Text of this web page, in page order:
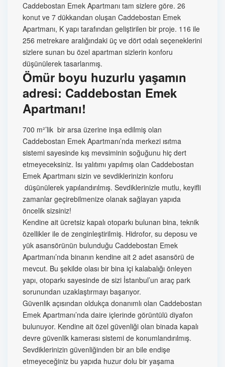
Caddebostan Emek Apartmanı tam sizlere göre. 26
konut ve 7 dükkandan oluşan Caddebostan Emek
Apartmanı, K yapı tarafından geliştirilen bir proje. 116 ile
256 metrekare aralığındaki üç ve dört odalı seçeneklerini
sizlere sunan bu özel apartman sizlerin konforu
düşünülerek tasarlanmış.
Ömür boyu huzurlu yaşamın
adresi: Caddebostan Emek
Apartmanı!
700 m²’lik bir arsa üzerine inşa edilmiş olan
Caddebostan Emek Apartmanı’nda merkezi ısıtma
sistemi sayesinde kış mevsiminin soğuğunu hiç dert
etmeyeceksiniz. Isı yalıtımı yapılmış olan Caddebostan
Emek Apartmanı sizin ve sevdiklerinizin konforu
düşünülerek yapılandırılmış. Sevdiklerinizle mutlu, keyifli
zamanlar geçirebilmenize olanak sağlayan yapıda
öncelik sizsiniz!
Kendine ait ücretsiz kapalı otoparkı bulunan bina, teknik
özellikler ile de zenginleştirilmiş. Hidrofor, su deposu ve
yük asansörünün bulunduğu Caddebostan Emek
Apartmanı’nda binanın kendine ait 2 adet asansörü de
mevcut. Bu şekilde olası bir bina içi kalabalığı önleyen
yapı, otoparkı sayesinde de sizi İstanbul’un araç park
sorunundan uzaklaştırmayı başarıyor.
Güvenlik açısından oldukça donanımlı olan Caddebostan
Emek Apartmanı’nda daire içlerinde görüntülü diyafon
bulunuyor. Kendine ait özel güvenliği olan binada kapalı
devre güvenlik kamerası sistemi de konumlandırılmış.
Sevdiklerinizin güvenliğinden bir an bile endişe
etmeyeceğiniz bu yapıda huzur dolu bir yaşama